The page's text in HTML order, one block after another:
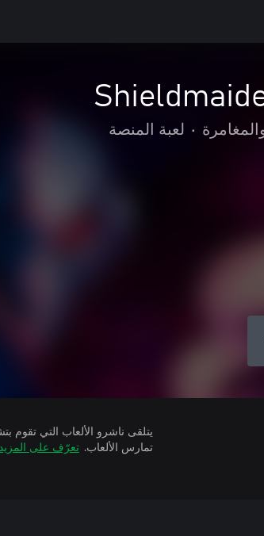
• لعبة المنصة
تمارس الألعاب. تعرّف على المزيد